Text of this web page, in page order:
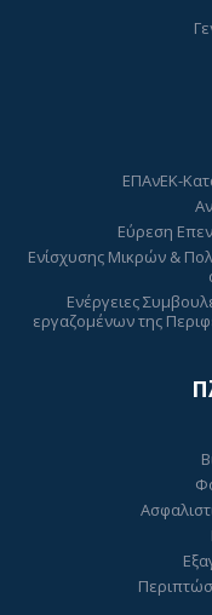
ΕΠΑνΕΚ-
Εύρεση
Ενίσχυσης Μικρών &
Ενέργειες
εργαζομένων της